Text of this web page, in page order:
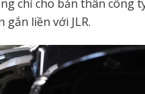
chỉ cho bản thân công
liền với JLR.